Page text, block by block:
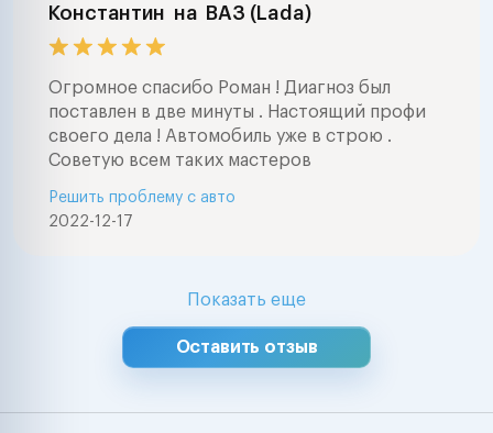
Константин на ВАЗ (Lada)
Огромное спасибо Роман ! Диагноз был
поставлен в две минуты . Настоящий профи
своего дела ! Автомобиль уже в строю .
Советую всем таких мастеров
2022-12-17
Решить проблему с авто
Показать еще
Оставить отзыв